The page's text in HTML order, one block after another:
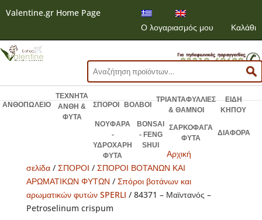
Valentine.gr Home Page
Ο λογαριασμός μου
Καλάθι
Αναζήτηση
για:
ΑΝΘΟΠΩΛΕΙΟ
ΤΕΧΝΗΤΑ
ΑΝΘΗ &
ΦΥΤΑ
ΣΠΟΡΟΙ ΒΟΛΒΟΙ
ΤΡΙΑΝΤΑΦΥΛΛΙΕΣ
& ΘΑΜΝΟΙ
ΕΙΔΗ
ΚΗΠΟΥ
ΝΟΥΦΑΡΑ
-
ΥΔΡΟΧΑΡΗ
ΦΥΤΑ
BONSAI
- FENG
SHUI
ΣΑΡΚΟΦΑΓΑ
ΦΥΤΑ
ΔΙΑΦΟΡΑ
Αρχική
σελίδα/ ΣΠΟΡΟΙ / ΣΠΟΡΟΙ ΒΟΤΑΝΩΝ ΚΑΙ
ΑΡΩΜΑΤΙΚΩΝ ΦΥΤΩΝ / Σπόροι βοτάνων και
αρωματικών φυτών SPERLI / 84371 – Μαϊντανός –
Petroselinum crispum